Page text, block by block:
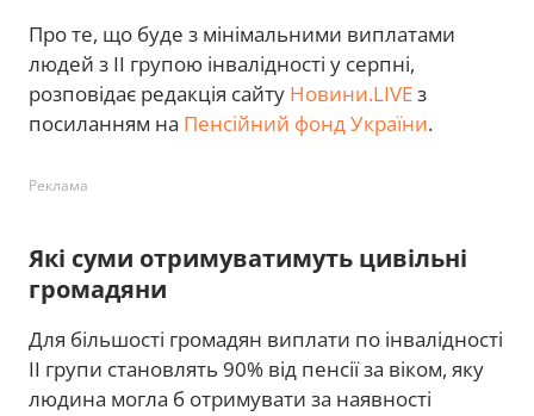
Про те, що буде з мінімальними виплатами
людей з ІІ групою інвалідності у серпні,
розповідає редакція сайту Новини.LIVEз
посиланням на Пенсійний фонд України.
Реклама
Які суми отримуватимуть цивільні
громадяни
Для більшості громадян виплати по інвалідності
II групи становлять 90% від пенсії за віком, яку
людина могла б отримувати за наявності